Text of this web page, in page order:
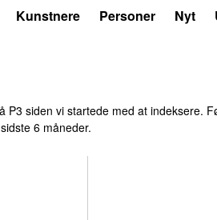
Kunstnere Personer Nyt
P3 siden vi startede med at indeksere.
6 måneder.